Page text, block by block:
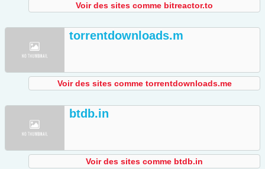
Voir des sites comme bitreactor.to
torrentdownloads.m
Voir des sites comme torrentdownloads.me
btdb.in
Voir des sites comme btdb.in